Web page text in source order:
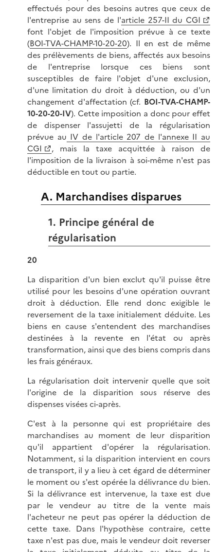
effectués pour des besoins autres que ceux de
l'entreprise au sens de l'article 257-II du CGI
font l'objet de l'imposition prévue à ce texte
(BOI-TVA-CHAMP-10-20-20). Il en est de même
des prélèvements de biens, affectés aux besoins
de l'entreprise lorsque ces biens sont
susceptibles de faire l'objet d'une exclusion,
d'une limitation du droit à déduction, ou d'un
changement d'affectation (cf. BOI-TVA-CHAMP-
10-20-20-IV). Cette imposition a donc pour effet
de dispenser l'assujetti de la régularisation
prévue au IV de l'article 207 de l'annexe II au
CGI
, mais la taxe acquittée à raison de
l'imposition de la livraison à soi-même n'est pas
déductible en tout ou partie.
A. Marchandises disparues
1. Principe général de
régularisation
20
La disparition d'un bien exclut qu'il puisse être
utilisé pour les besoins d'une opération ouvrant
droit à déduction. Elle rend donc exigible le
reversement de la taxe initialement déduite. Les
biens en cause s'entendent des marchandises
destinées à la revente en l'état ou après
transformation, ainsi que des biens compris dans
les frais généraux.
La régularisation doit intervenir quelle que soit
l'origine de la disparition sous réserve des
dispenses visées ci-après.
C'est à la personne qui est propriétaire des
marchandises au moment de leur disparition
qu'il appartient d'opérer la régularisation.
Notamment, si la disparition intervient en cours
de transport, il y a lieu à cet égard de déterminer
le moment ou s'est opérée la délivrance du bien.
Si la délivrance est intervenue, la taxe est due
par le vendeur au titre de la vente mais
l'acheteur ne peut pas opérer la déduction de
cette taxe. Dans l'hypothèse contraire, cette
taxe n'est pas due, mais le vendeur doit reverser